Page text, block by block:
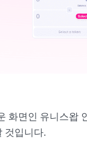
화면인 유니스왑
것입니다.